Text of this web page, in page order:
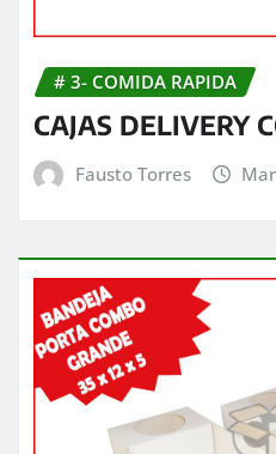
# 3- COMIDA RAPIDA
CAJAS DELIVERY
Fausto Torres